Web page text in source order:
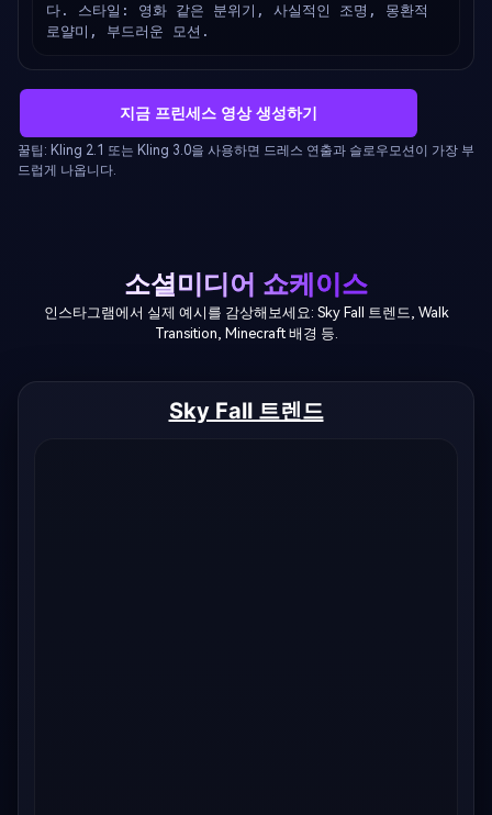
다. 스타일: 영화 같은 분위기, 사실적인 조명, 몽환적
로얄미, 부드러운 모션.
지금 프린세스 영상 생성하기
꿀팁: Kling 2.1 또는 Kling 3.0을 사용하면 드레스 연출과 슬로우모션이 가장 부
드럽게 나옵니다.
소셜미디어 쇼케이스
인스타그램에서 실제 예시를 감상해보세요: Sky Fall 트렌드, Walk
Transition, Minecraft 배경 등.
Sky Fall 트렌드